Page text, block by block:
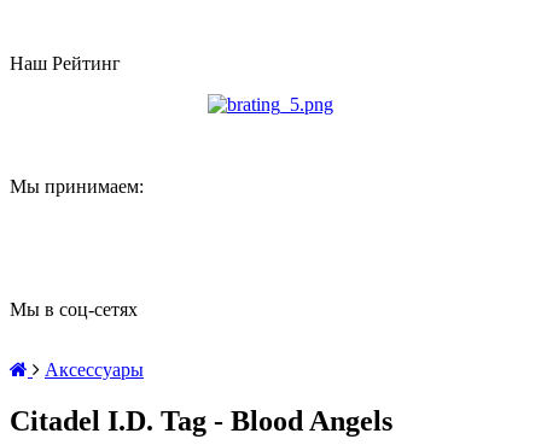
Наш Рейтинг
Мы принимаем:
Мы в соц-сетях
Аксессуары
Citadel I.D. Tag - Blood Angels